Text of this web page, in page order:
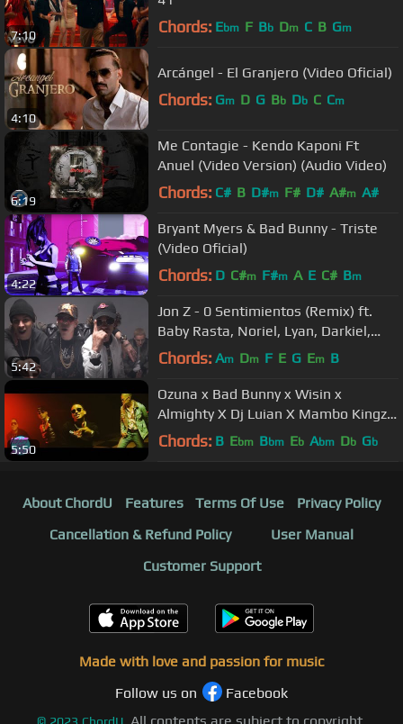
7:10 Chords: Ebm F Bb Dm C B Gm
4:10
Arcángel - El Granjero (Video Oficial)
Chords: Gm D G Bb Db C Cm
6:19
Me Contagie - Kendo Kaponi Ft
Anuel (Video Version) (Audio Video)
Chords: C# B D#m F# D# A#m A#
4:22
Bryant Myers & Bad Bunny - Triste
(Video Oficial)
Chords: D C#m F#m A E C# Bm
5:42
Jon Z - 0 Sentimientos (Remix) ft.
Baby Rasta, Noriel, Lyan, Darkiel,
Messiah [Official Video]
Chords: Am Dm F E G Em B
5:50
Ozuna x Bad Bunny x Wisin x
Almighty X Dj Luian X Mambo Kingz -
Solita
Chords: B Ebm Bbm Eb Abm Db Gb
About ChordU Features Terms Of Use
Privacy Policy
Cancellation & Refund Policy
User Manual
Customer Support
Made with love and passion for music
Follow us on
Facebook